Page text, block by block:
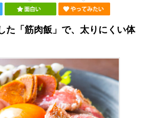
た「筋肉飯」で、太りにくい体